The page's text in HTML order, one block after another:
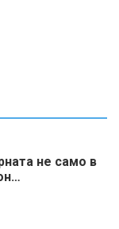
не само в